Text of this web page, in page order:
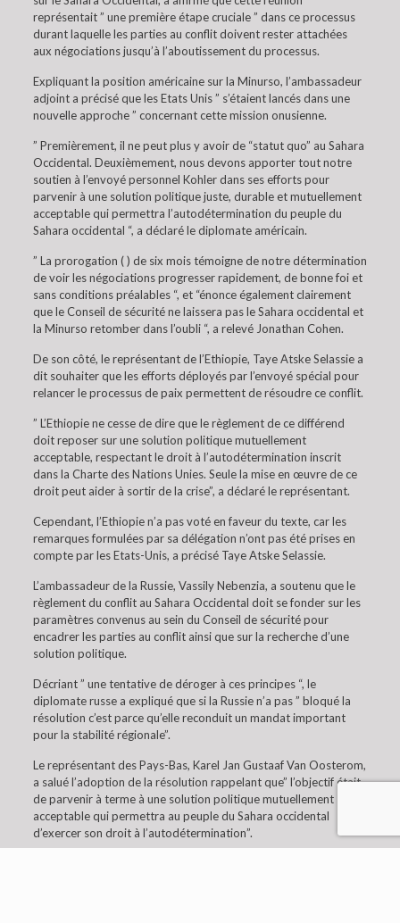
représentait ” une première étape cruciale ” dans ce processus
durant laquelle les parties au conflit doivent rester attachées
aux négociations jusqu’à l’aboutissement du processus.
Expliquant la position américaine sur la Minurso, l’ambassadeur
adjoint a précisé que les Etats Unis ” s’étaient lancés dans une
nouvelle approche ” concernant cette mission onusienne.
” Premièrement, il ne peut plus y avoir de “statut quo” au Sahara
Occidental. Deuxièmement, nous devons apporter tout notre
soutien à l’envoyé personnel Kohler dans ses efforts pour
parvenir à une solution politique juste, durable et mutuellement
acceptable qui permettra l’autodétermination du peuple du
Sahara occidental “, a déclaré le diplomate américain.
” La prorogation ( ) de six mois témoigne de notre détermination
de voir les négociations progresser rapidement, de bonne foi et
sans conditions préalables “, et “énonce également clairement
que le Conseil de sécurité ne laissera pas le Sahara occidental et
la Minurso retomber dans l’oubli “, a relevé Jonathan Cohen.
De son côté, le représentant de l’Ethiopie, Taye Atske Selassie a
dit souhaiter que les efforts déployés par l’envoyé spécial pour
relancer le processus de paix permettent de résoudre ce conflit.
” L’Ethiopie ne cesse de dire que le règlement de ce différend
doit reposer sur une solution politique mutuellement
acceptable, respectant le droit à l’autodétermination inscrit
dans la Charte des Nations Unies. Seule la mise en œuvre de ce
droit peut aider à sortir de la crise”, a déclaré le représentant.
Cependant, l’Ethiopie n’a pas voté en faveur du texte, car les
remarques formulées par sa délégation n’ont pas été prises en
compte par les Etats-Unis, a précisé Taye Atske Selassie.
L’ambassadeur de la Russie, Vassily Nebenzia, a soutenu que le
règlement du conflit au Sahara Occidental doit se fonder sur les
paramètres convenus au sein du Conseil de sécurité pour
encadrer les parties au conflit ainsi que sur la recherche d’une
solution politique.
Décriant ” une tentative de déroger à ces principes “, le
diplomate russe a expliqué que si la Russie n’a pas ” bloqué la
résolution c’est parce qu’elle reconduit un mandat important
pour la stabilité régionale”.
Le représentant des Pays-Bas, Karel Jan Gustaaf Van Oosterom,
a salué l’adoption de la résolution rappelant que” l’objectif était
de parvenir à terme à une solution politique mutuellement
acceptable qui permettra au peuple du Sahara occidental
d’exercer son droit à l’autodétermination”.